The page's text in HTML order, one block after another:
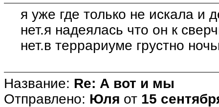
я уже где только не искала и
нет.я надеялась что он к
нет.в террариуме грустно
Название: Re: А вот и мы
Отправлено: Юля от 15